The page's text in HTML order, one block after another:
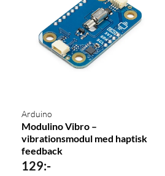
Arduino
Modulino Vibro –
vibrationsmodul med haptisk
feedback
129:-